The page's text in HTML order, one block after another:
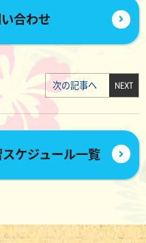
合わせ
NEXT
次の記事へ
ケジュール一覧